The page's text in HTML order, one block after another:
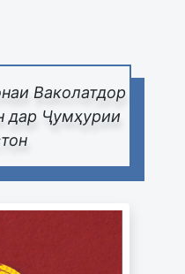
Ваколатдор
дар Ҷумҳурии